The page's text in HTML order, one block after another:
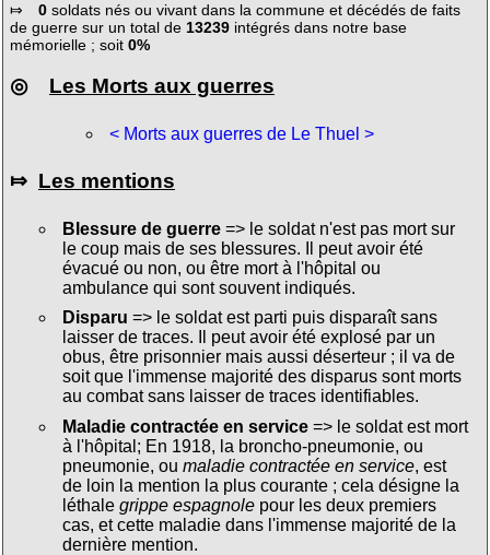
⤇ 0soldats nés ou vivant dans la commune et décédés de faits
de guerre sur un total de 13239intégrés dans notre base
mémorielle ; soit 0%
◎ Les Morts aux guerres
< Morts aux guerres de Le Thuel >
⤇ Les mentions
Blessure de guerre=> le soldat n'est pas mort sur
le coup mais de ses blessures. Il peut avoir été
évacué ou non, ou être mort à l'hôpital ou
ambulance qui sont souvent indiqués.
Disparu => le soldat est parti puis disparaît sans
laisser de traces. Il peut avoir été explosé par un
obus, être prisonnier mais aussi déserteur ; il va de
soit que l'immense majorité des disparus sont morts
au combat sans laisser de traces identifiables.
Maladie contractée en service=> le soldat est mort
à l'hôpital; En 1918, la broncho-pneumonie, ou
pneumonie, ou maladie contractée en service, est
de loin la mention la plus courante ; cela désigne la
léthale grippe espagnolepour les deux premiers
cas, et cette maladie dans l'immense majorité de la
dernière mention.